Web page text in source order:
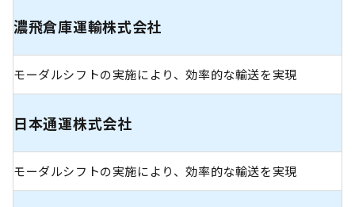
濃飛倉庫運輸株式会社
モーダルシフトの実施により、効率的な輸送を実現
日本通運株式会社
モーダルシフトの実施により、効率的な輸送を実現